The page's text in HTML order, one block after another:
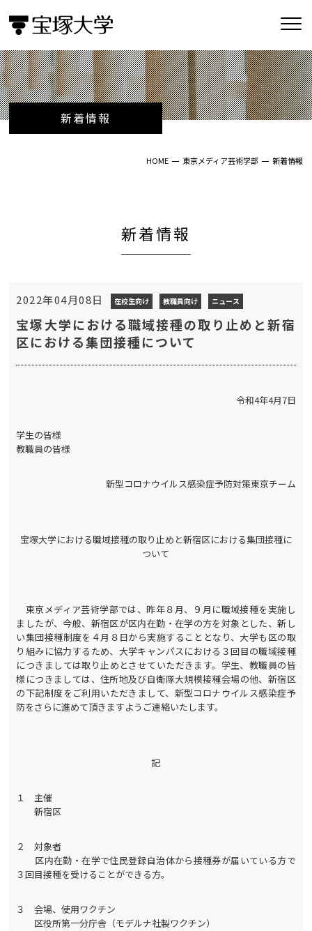
新着情報
HOME 東京メディア芸術学部 新着情報
新着情報
2022年04月08日 在校生向け 教職員向け ニュース
宝塚大学における職域接種の取り止めと新宿
区における集団接種について
令和4年4月7日
学生の皆様
教職員の皆様
新型コロナウイルス感染症予防対策東京チーム
宝塚大学における職域接種の取り止めと新宿区における集団接種に
ついて
東京メディア芸術学部では、昨年８月、９月に職域接種を実施し
ましたが、今般、新宿区が区内在勤・在学の方を対象とした、新し
い集団接種制度を４月８日から実施することとなり、大学も区の取
り組みに協力するため、大学キャンパスにおける３回目の職域接種
につきましては取り止めとさせていただきます。学生、教職員の皆
様につきましては、住所地及び自衛隊大規模接種会場の他、新宿区
の下記制度をご利用いただきまして、新型コロナウイルス感染症予
防をさらに進めて頂きますようご連絡いたします。
記
１ 主催
新宿区
２ 対象者
区内在勤・在学で住民登録自治体から接種券が届いている方で
３回目接種を受けることができる方。
３ 会場、使用ワクチン
区役所第一分庁舎（モデルナ社製ワクチン）